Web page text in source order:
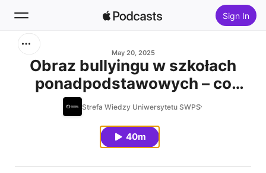
Sign In
Home
May 20, 2025
Obraz bullyingu w szkołach
ponadpodstawowych – co
wynika z badań?
Strefa Wiedzy Uniwersytetu SWPS
40m